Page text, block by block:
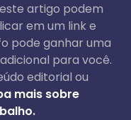
artigo podem
em um link e
pode ganhar uma
para você.
editorial ou
mais sobre